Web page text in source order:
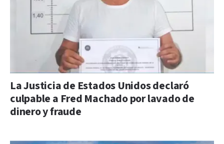
La Justicia de Estados Unidos declaró
culpable a Fred Machado por lavado de
dinero y fraude